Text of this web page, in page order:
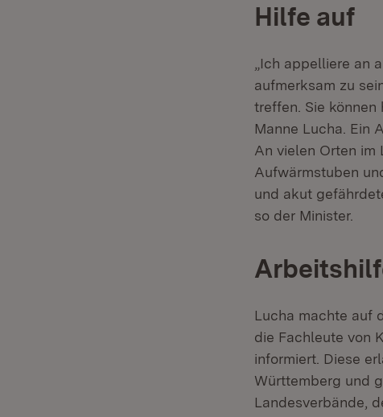
Hilfe auf
„Ich appelliere an
aufmerksam zu
treffen. Sie
Manne Lucha. Ein
An vielen Orten im
Aufwärmstuben
und akut
so der Minister.
Lucha machte auf
die Fachleute von
informiert. Diese
Württemberg und
Landesverbände,